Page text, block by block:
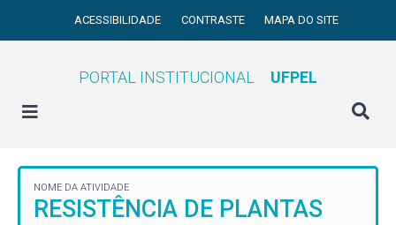
ACESSIBILIDADE CONTRASTE MAPA DO SITE
PORTAL INSTITUCIONAL UFPEL
NOME DA ATIVIDADE
RESISTÊNCIA DE PLANTAS